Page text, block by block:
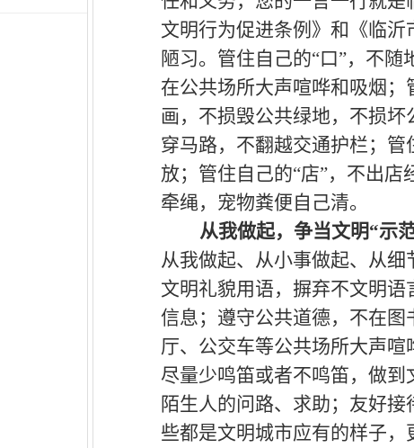
文明行为促进条例》和《临
陋习。管住自己的“口”，不
在公共场所大声喧哗和吸烟；
画，不损毁公共绿地，不损坏
穿马路，不翻越交通护栏；管
放；管住自己的“店”，不出店
牵绳，宠物粪便自己清。
从我做起，争当文明“示
从我做起、从小事做起、从细
文明礼貌用语，摒弃不文明
信息；遵守公共道德，不在
厅、公交车等公共场所大声
尽量少鸣笛或者不鸣笛，做
陌生人的问路、求助；友好
些都是文明城市应有的样子，